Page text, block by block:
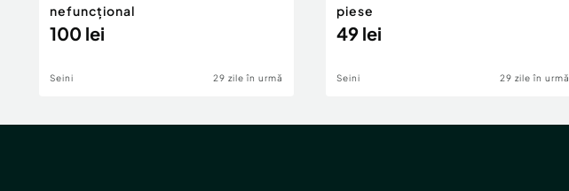
nefuncțional
100 lei
Seini 29 zile în urmă
piese
49 lei
Seini 29 zile în urmă